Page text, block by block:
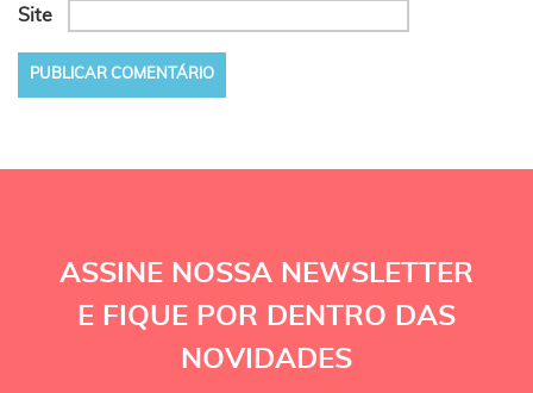
Site
ASSINE NOSSA NEWSLETTER
E FIQUE POR DENTRO DAS
NOVIDADES